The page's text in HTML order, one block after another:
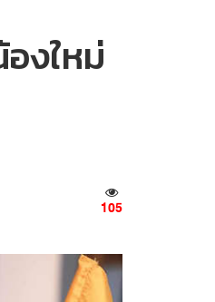
งใหม่
105